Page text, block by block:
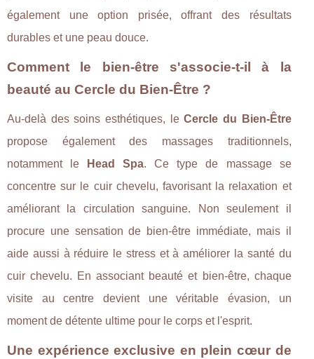
également une option prisée, offrant des résultats
durables et une peau douce.
Comment le bien-être s'associe-t-il à la
beauté au Cercle du Bien-Être ?
Au-delà des soins esthétiques, leCercle du Bien-Être
propose également des massages traditionnels,
notamment le
Head Spa. Ce type de massage se
concentre sur le cuir chevelu, favorisant la relaxation et
améliorant la circulation sanguine. Non seulement il
procure une sensation de bien-être immédiate, mais il
aide aussi à réduire le stress et à améliorer la santé du
cuir chevelu. En associant beauté et bien-être, chaque
visite au centre devient une véritable évasion, un
moment de détente ultime pour le corps et l'esprit.
Une expérience exclusive en plein cœur de